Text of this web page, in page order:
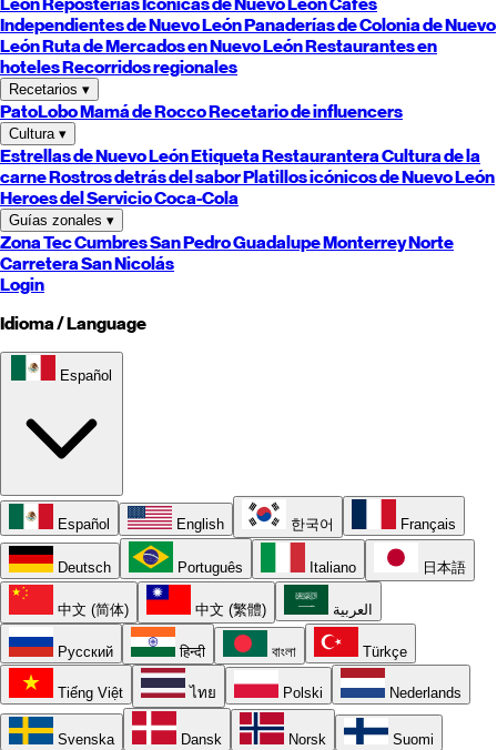
Independientes deNuevo LeónPanaderías de Colonia deNuevo
LeónRuta de Mercados enNuevo LeónRestaurantes en
hotelesRecorridos regionales
Recetarios ▾
PatoLoboMamá de RoccoRecetario de influencers
Cultura ▾
Estrellas deNuevo LeónEtiqueta RestauranteraCultura de la
carneRostros detrás del saborPlatillos icónicos deNuevo León
Heroes del Servicio Coca-Cola
Guías zonales ▾
Zona TecCumbresSan PedroGuadalupeMonterreyNorte
CarreteraSan Nicolás
Login
Idioma / Language
Español
Español English 한국어 Français
Deutsch Português Italiano 日本語
中文 (简体) 中文 (繁體) العربية
Русский हिन्दी বাংলা Türkçe
Tiếng Việt ไทย Polski Nederlands
Svenska Dansk Norsk Suomi